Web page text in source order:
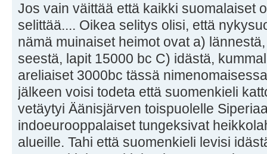
Jos vain väittää että kaikki suomalaiset
selittää.... Oikea selitys olisi, että
nämä muinaiset heimot ovat a)
seestä, lapit 15000 bc C) idästä,
areliaiset 3000bc tässä
jälkeen voisi todeta että suomenkieli
vetäytyi Äänisjärven toispuolelle
indoeurooppalaiset tungeksivat
alueille. Tahi että suomenkieli levisi